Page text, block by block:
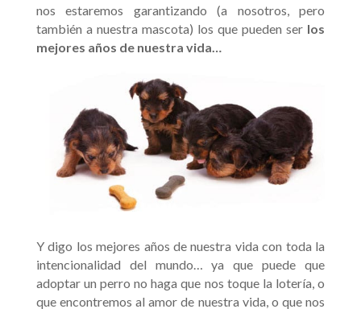
nos estaremos garantizando (a nosotros, pero
también a nuestra mascota) los que pueden ser los
mejores años de nuestra vida…
Y digo los mejores años de nuestra vida con toda la
intencionalidad del mundo… ya que puede que
adoptar un perro no haga que nos toque la lotería, o
que encontremos al amor de nuestra vida, o que nos